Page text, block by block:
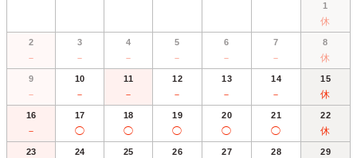
1
休
2
－
3
－
4
－
5
－
6
－
7
－
8
休
9
－
10
－
11
－
12
－
13
－
14
－
15
休
16
－
17
◯
18
◯
19
◯
20
◯
21
◯
22
休
23 24 25 26 27 28 29